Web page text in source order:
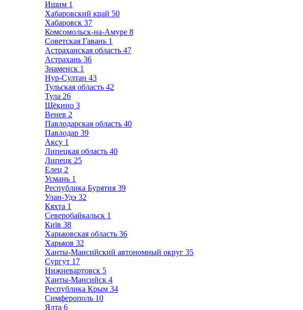
Ишим 1
Хабаровский край 50
Хабаровск 37
Комсомольск-на-Амуре 8
Советская Гавань 1
Астраханская область 47
Астрахань 36
Знаменск 1
Нур-Султан 43
Тульская область 42
Тула 26
Щёкино 3
Венев 2
Павлодарская область 40
Павлодар 39
Аксу 1
Липецкая область 40
Липецк 25
Елец 2
Усмань 1
Республика Бурятия 39
Улан-Удэ 32
Кяхта 1
Северобайкальск 1
Київ 38
Харьковская область 36
Харьков 32
Ханты-Мансийский автономный округ 35
Сургут 17
Нижневартовск 5
Ханты-Мансийск 4
Республика Крым 34
Симферополь 10
Ялта 6